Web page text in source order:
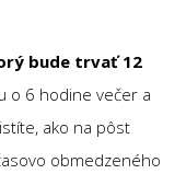
bude trvať 12
o 6 hodine večer a
ako na pôst
obmedzeného